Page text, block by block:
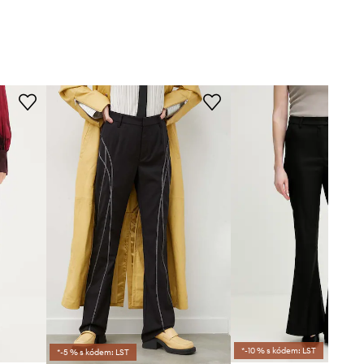
*-5 % s kódem: LST *-10 % s kódem: LST